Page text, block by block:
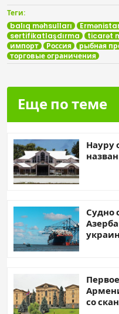
Теги:
balıq məhsulları
sertifikatlaşdırma
ticarət
импорт
Россия рыбная
торговые ограничения
Еще по теме
Науру
Судно
со